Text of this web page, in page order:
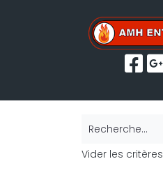
Recherche...
Vider les critères